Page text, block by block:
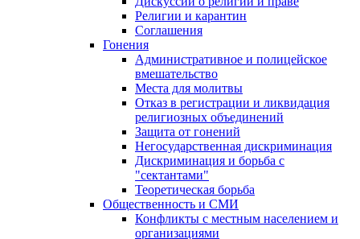
Религии и карантин
Соглашения
Гонения
Административное и полицейское
вмешательство
Места для молитвы
Отказ в регистрации и ликвидация
религиозных объединений
Защита от гонений
Негосударственная дискриминация
Дискриминация и борьба с
"сектантами"
Теоретическая борьба
Общественность и СМИ
Конфликты с местным населением и
организациями